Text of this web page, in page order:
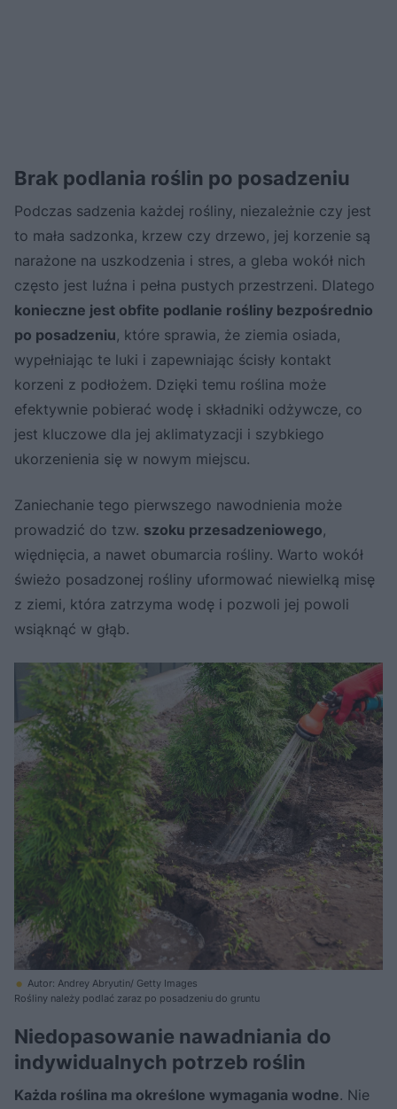
Brak podlania roślin po posadzeniu
Podczas sadzenia każdej rośliny, niezależnie czy jest
to mała sadzonka, krzew czy drzewo, jej korzenie są
narażone na uszkodzenia i stres, a gleba wokół nich
często jest luźna i pełna pustych przestrzeni. Dlatego
konieczne jest obfite podlanie rośliny bezpośrednio
po posadzeniu, które sprawia, że ziemia osiada,
wypełniając te luki i zapewniając ścisły kontakt
korzeni z podłożem. Dzięki temu roślina może
efektywnie pobierać wodę i składniki odżywcze, co
jest kluczowe dla jej aklimatyzacji i szybkiego
ukorzenienia się w nowym miejscu.
Zaniechanie tego pierwszego nawodnienia może
prowadzić do tzw. szoku przesadzeniowego,
więdnięcia, a nawet obumarcia rośliny. Warto wokół
świeżo posadzonej rośliny uformować niewielką misę
z ziemi, która zatrzyma wodę i pozwoli jej powoli
wsiąknąć w głąb.
Autor: Andrey Abryutin/ Getty Images
Rośliny należy podlać zaraz po posadzeniu do gruntu
Niedopasowanie nawadniania do
indywidualnych potrzeb roślin
Każda roślina ma określone wymagania wodne. Nie